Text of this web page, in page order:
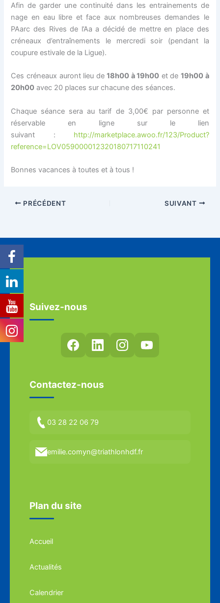
Afin de garder une continuité dans les entrainements de
nage en eau libre et face aux nombreuses demandes le
PAarc des Rives de l’Aa a décidé de mettre en place des
créneaux d’entraînements le mercredi soir (pendant la
coupure estivale de la Ligue).
Ces créneaux auront lieu de18h00 à 19h00 et de19h00 à
20h00 avec 20 places sur chacune des séances.
Chaque séance sera au tarif de 3,00€ par personne et
réservable en ligne sur le lien
suivant : http://marketplace.awoo.fr/123/Product?
reference=LOV059000012320180717110241
Bonnes vacances à toutes et à tous !
PRÉCÉDENT SUIVANT
Suivez-nous
Contactez-nous
03 28 22 06 79
emilie.comyn@triathlonhdf.fr
Plan du site
Accueil
Actualités
Calendrier